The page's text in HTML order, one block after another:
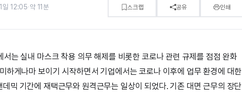
일 12:05·약 11분 스크랩 공유 인쇄
는 실내 마스크 착용 의무 해제를 비롯한 코로나 관련 규제를 점점 완화
하게나마 보이기 시작하면서 기업에서는 코로나 이후에 업무 환경에 대한
믹 기간에 재택근무와 원격근무는 일상이 되었다. 기존 대면 근무의 장단